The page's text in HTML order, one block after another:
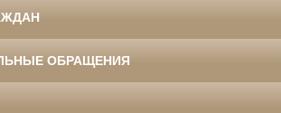
ОБРАЩЕНИЯ